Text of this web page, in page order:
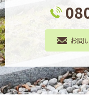
お問